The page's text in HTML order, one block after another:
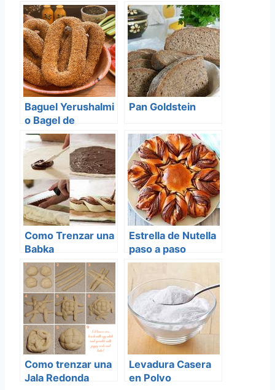
Baguel Yerushalmi
o Bagel de
Jerusalem
Pan Goldstein
Como Trenzar una
Babka
Estrella de Nutella
paso a paso
Como trenzar una
Jala Redonda
Levadura Casera
en Polvo